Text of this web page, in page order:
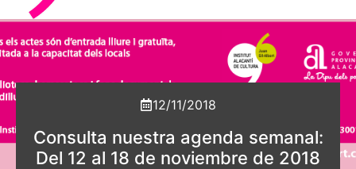
12/11/2018
Consulta nuestra agenda semanal:
Del 12 al 18 de noviembre de 2018